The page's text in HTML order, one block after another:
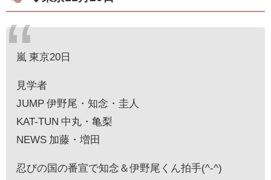
嵐 東京20日
見学者
JUMP 伊野尾・知念・圭人
KAT-TUN 中丸・亀梨
NEWS 加藤・増田
忍びの国の番宣で知念＆伊野尾くん拍手(^-^)